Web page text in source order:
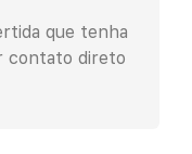
que tenha
contato direto